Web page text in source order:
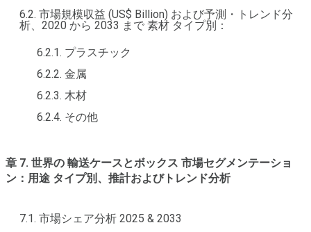
6.2. 市場規模収益 (US$ Billion) および予測・トレンド分
析、2020 から 2033 まで 素材 タイプ別：
6.2.1. プラスチック
6.2.2. 金属
6.2.3. 木材
6.2.4. その他
章 7. 世界の 輸送ケースとボックス 市場セグメンテーショ
ン：用途 タイプ別、推計およびトレンド分析
7.1. 市場シェア分析 2025 & 2033